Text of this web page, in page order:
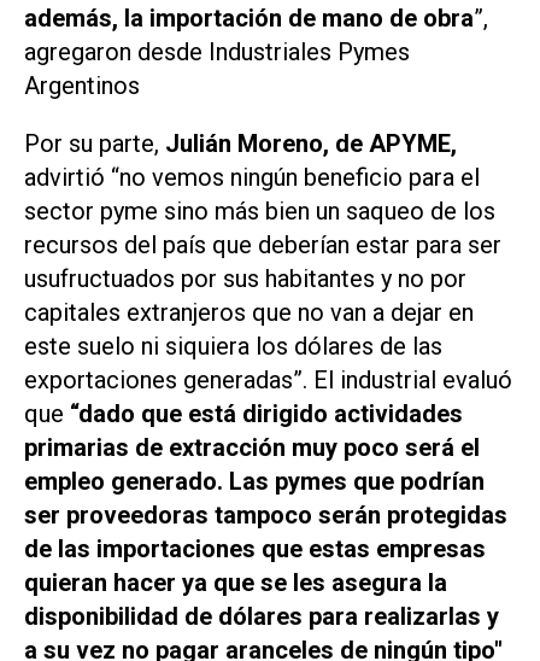
además, la importación de mano de obra”,
agregaron desde Industriales Pymes
Argentinos
Por su parte, Julián Moreno, de APYME,
advirtió “no vemos ningún beneficio para el
sector pyme sino más bien un saqueo de los
recursos del país que deberían estar para ser
usufructuados por sus habitantes y no por
capitales extranjeros que no van a dejar en
este suelo ni siquiera los dólares de las
exportaciones generadas”. El industrial evaluó
que “dado que está dirigido actividades
primarias de extracción muy poco será el
empleo generado. Las pymes que podrían
ser proveedoras tampoco serán protegidas
de las importaciones que estas empresas
quieran hacer ya que se les asegura la
disponibilidad de dólares para realizarlas y
a su vez no pagar aranceles de ningún tipo"